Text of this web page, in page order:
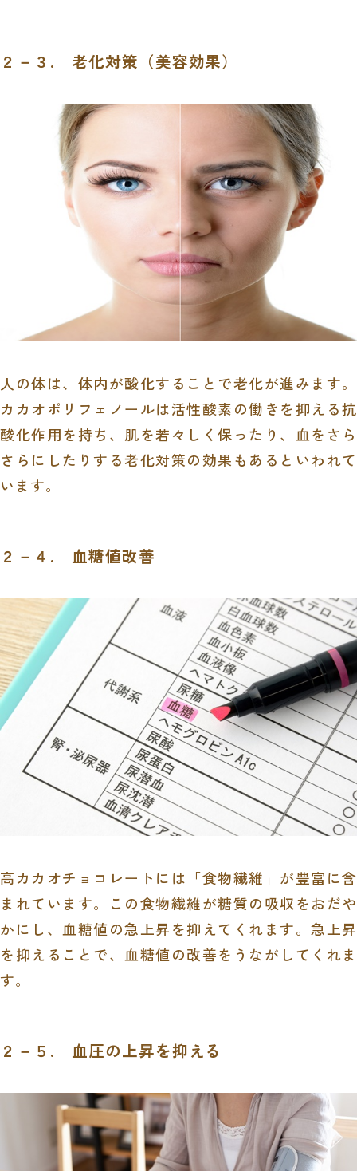
２－３. 老化対策（美容効果）
人の体は、体内が酸化することで老化が進みます。
カカオポリフェノールは活性酸素の働きを抑える抗
酸化作用を持ち、肌を若々しく保ったり、血をさら
さらにしたりする老化対策の効果もあるといわれて
います。
２－４. 血糖値改善
高カカオチョコレートには「食物繊維」が豊富に含
まれています。この食物繊維が糖質の吸収をおだや
かにし、血糖値の急上昇を抑えてくれます。急上昇
を抑えることで、血糖値の改善をうながしてくれま
す。
２－５. 血圧の上昇を抑える